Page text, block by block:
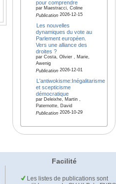
pour comprendre
par Maestracci, Coline
Publication2026-12-15
Les nouvelles
dynamiques du vote au
Parlement européen.
Vers une alliance des
droites ?
par Costa, Olivier , Marie,
Awenig
Publication2026-12-01
L'antiwokisme:Inégalitarisme
et scepticisme
démocratique
par Deleixhe, Martin ,
Paternotte, David
Publication2026-10-29
Facilité
Les listes de publications sont